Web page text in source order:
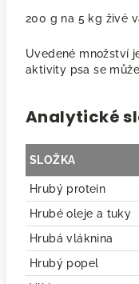
200 g na 5 kg živé
Uvedené množství
aktivity psa se
Analytické
SLOŽKA
Hrubý protein
Hrubé oleje a tuky
Hrubá vláknina
Hrubý popel